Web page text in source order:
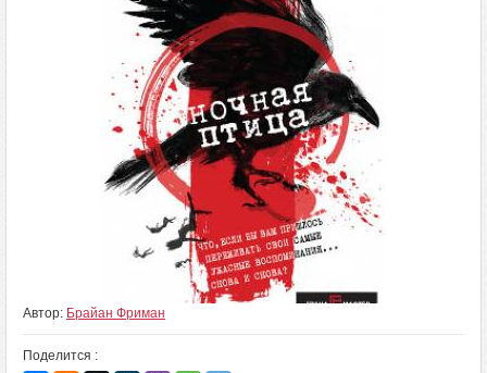
Автор: Брайан Фриман
Поделится :